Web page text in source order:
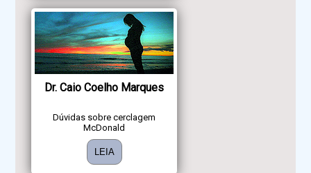
Dr. Caio Coelho Marques
Dúvidas sobre cerclagem
McDonald
LEIA